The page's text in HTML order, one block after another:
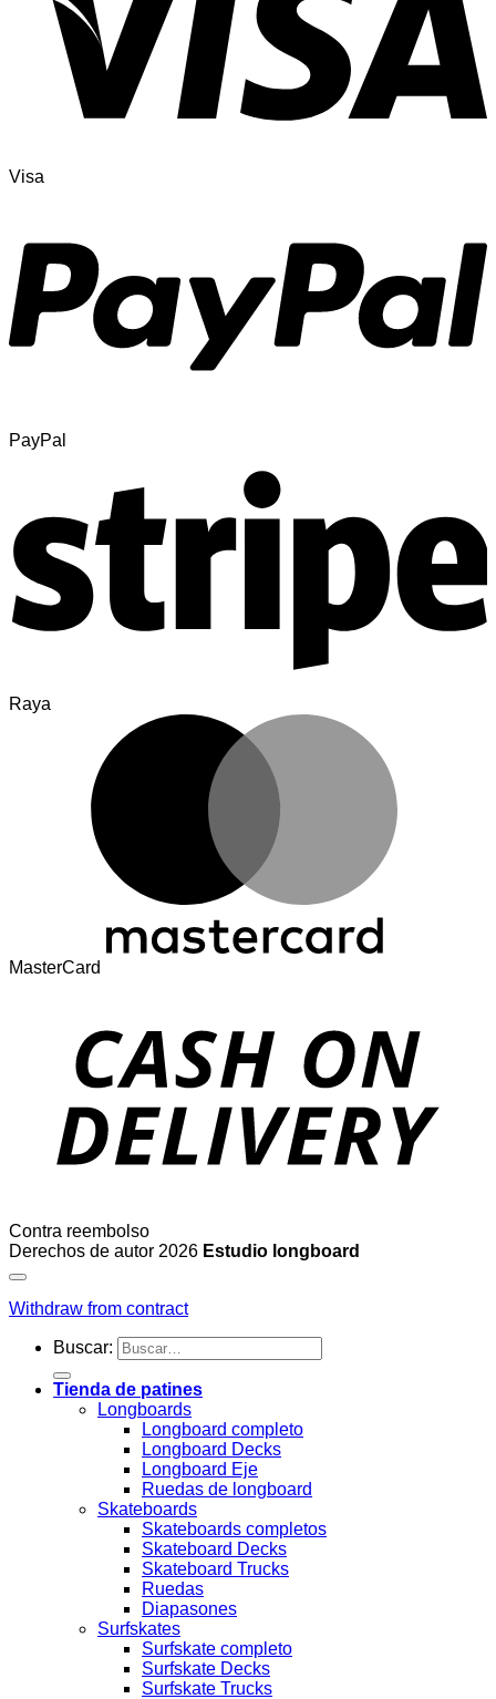
Visa
PayPal
Raya
MasterCard
Contra reembolso
Derechos de autor 2026 Estudio longboard
Withdraw from contract
Buscar:
Tienda de patines
Longboards
Longboard completo
Longboard Decks
Longboard Eje
Ruedas de longboard
Skateboards
Skateboards completos
Skateboard Decks
Skateboard Trucks
Ruedas
Diapasones
Surfskates
Surfskate completo
Surfskate Decks
Surfskate Trucks